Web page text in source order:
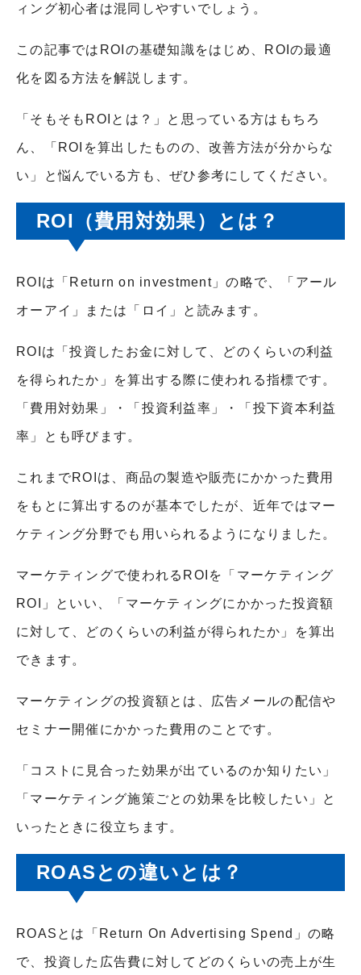
ィング初心者は混同しやすいでしょう。
この記事ではROIの基礎知識をはじめ、ROIの最適
化を図る方法を解説します。
「そもそもROIとは？」と思っている方はもちろ
ん、「ROIを算出したものの、改善方法が分からな
い」と悩んでいる方も、ぜひ参考にしてください。
ROI（費用対効果）とは？
ROIは「Return on investment」の略で、「アール
オーアイ」または「ロイ」と読みます。
ROIは「投資したお金に対して、どのくらいの利益
を得られたか」を算出する際に使われる指標です。
「費用対効果」・「投資利益率」・「投下資本利益
率」とも呼びます。
これまでROIは、商品の製造や販売にかかった費用
をもとに算出するのが基本でしたが、近年ではマー
ケティング分野でも用いられるようになりました。
マーケティングで使われるROIを「マーケティング
ROI」といい、「マーケティングにかかった投資額
に対して、どのくらいの利益が得られたか」を算出
できます。
マーケティングの投資額とは、広告メールの配信や
セミナー開催にかかった費用のことです。
「コストに見合った効果が出ているのか知りたい」
「マーケティング施策ごとの効果を比較したい」と
いったときに役立ちます。
ROASとの違いとは？
ROASとは「Return On Advertising Spend」の略
で、投資した広告費に対してどのくらいの売上が生